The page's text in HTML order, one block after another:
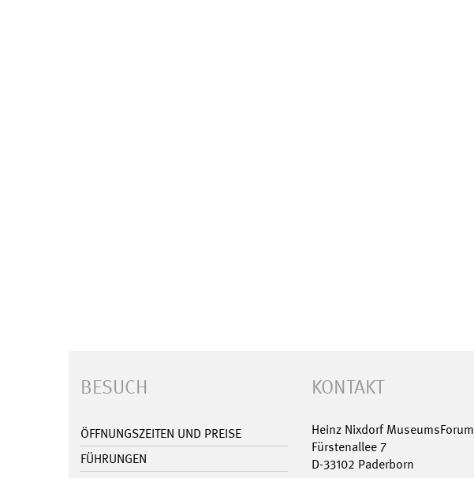
BESUCH
ÖFFNUNGSZEITEN UND PREISE
FÜHRUNGEN
KONTAKT
Heinz Nixdorf MuseumsForum
Fürstenallee 7
D-33102 Paderborn